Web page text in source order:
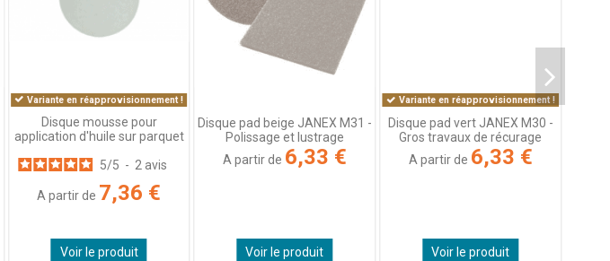
Variante en réapprovisionnement !
Disque mousse pour
application d'huile sur parquet
5/5 - 2 avis
A partir de 7,36 €
Voir le produit
Disque pad beige JANEX M31 -
Polissage et lustrage
A partir de 6,33 €
Voir le produit
Variante en réapprovisionnement !
Disque pad vert JANEX M30 -
Gros travaux de récurage
A partir de 6,33 €
Voir le produit